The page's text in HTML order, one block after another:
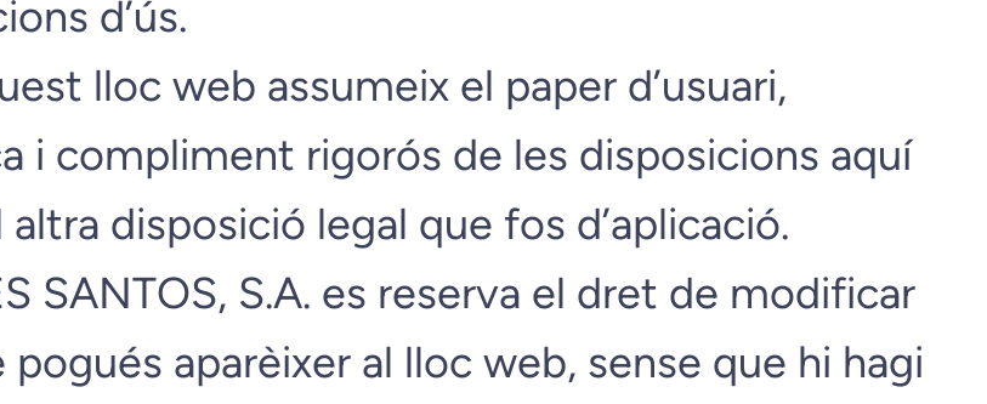
d’ús.
lloc web assumeix el paper d’usuari,
i compliment rigorós de les disposicions aquí
disposició legal que fos d’aplicació.
SANTOS, S.A. es reserva el dret de modificar
aparèixer al lloc web, sense que hi hagi